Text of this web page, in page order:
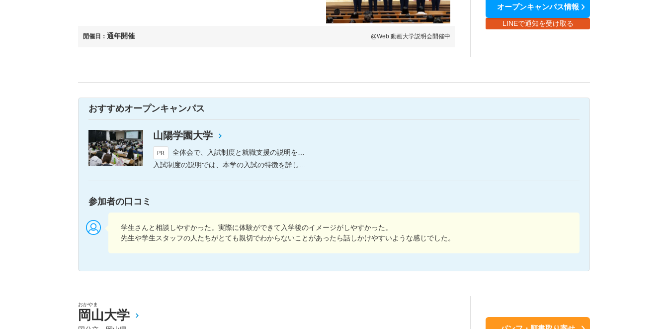
開催日： 通年開催 @Web 動画大学説明会開催中
オープンキャンパス情報
LINEで通知を受け取る
おすすめオープンキャンパス
山陽学園大学
PR
全体会で、入試制度と就職支援の説明を行っています。
入試制度の説明では、本学の入試の特徴を詳しく説明しています。
参加者の口コミ
学生さんと相談しやすかった。実際に体験ができて入学後のイメージがしやすかった。
先生や学生スタッフの人たちがとても親切でわからないことがあったら話しかけやすいような感じでした。
おかやま
岡山大学